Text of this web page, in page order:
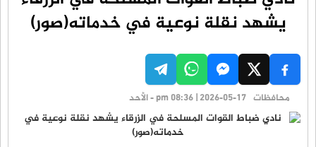
يشهد نقلة نوعية في خدماته(صور)
محافظات pm 08:36 | 2026-05-17 - الأحد